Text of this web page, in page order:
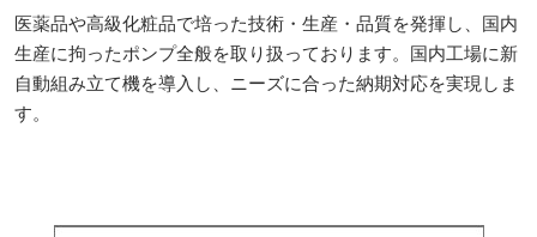
医薬品や高級化粧品で培った技術・生産・品質を発揮し、国内
生産に拘ったポンプ全般を取り扱っております。国内工場に新
自動組み立て機を導入し、ニーズに合った納期対応を実現しま
す。